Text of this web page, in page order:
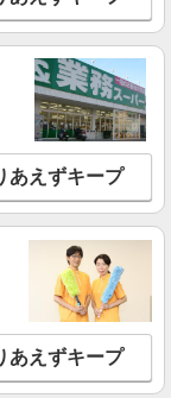
あえずキープ
あえずキープ